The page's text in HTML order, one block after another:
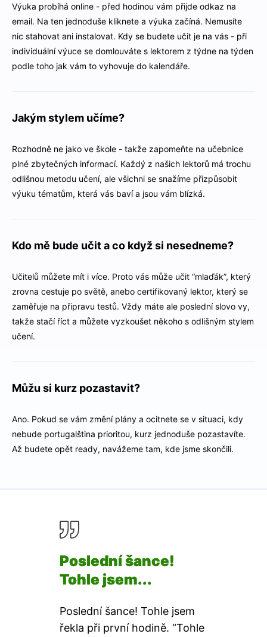
Výuka probíhá online - před hodinou vám přijde odkaz na
email. Na ten jednoduše kliknete a výuka začíná. Nemusíte
nic stahovat ani instalovat. Kdy se budete učit je na vás - při
individuální výuce se domlouváte s lektorem z týdne na týden
podle toho jak vám to vyhovuje do kalendáře.
Jakým stylem učíme?
Rozhodně ne jako ve škole - takže zapomeňte na učebnice
plné zbytečných informací. Každý z našich lektorů má trochu
odlišnou metodu učení, ale všichni se snažíme přizpůsobit
výuku tématům, která vás baví a jsou vám blízká.
Kdo mě bude učit a co když si nesedneme?
Učitelů můžete mít i více. Proto vás může učit “mlaďák”, který
zrovna cestuje po světě, anebo certifikovaný lektor, který se
zaměřuje na připravu testů. Vždy máte ale poslední slovo vy,
takže stačí říct a můžete vyzkoušet někoho s odlišným stylem
učení.
Můžu si kurz pozastavit?
Ano. Pokud se vám změní plány a ocitnete se v situaci, kdy
nebude portugalština prioritou, kurz jednoduše pozastavíte.
Až budete opět ready, navážeme tam, kde jsme skončili.
Poslední šance!
Tohle jsem...
Poslední šance! Tohle jsem
řekla při první hodině. “Tohle